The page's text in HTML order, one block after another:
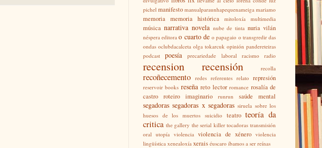
pichel manifesto manualparaunhapequenameiga mariamo
memoria memoria histórica mitoloxía multimedia
música narrativa novela nube de tinta nuria vilán
néspera editora o cuarto de o papagaio o transgredir das
ondas oclubdacalceta olga tokarcuk opinión pandereteiras
podcast
poesía precariedade laboral racismo radio
recension recensión recolla
recoñecemento redes referentes relato represión
reservoir books reseña reto lector romance rosalía de
castro
roteiro imaginario runrun saúde mental
segadoras segadoras x segadoras siruela sobre los
huesos de los muertos suicidio teatro teoría da
critica the gallery the serial killer tocadoras transmisión
oral utopía violencia violencia de xénero violencia
lingüística xenealoxía xerais éuscaro íbamos a ser reínas